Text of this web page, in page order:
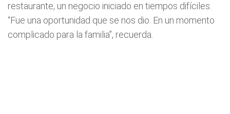
restaurante, un negocio iniciado en tiempos difíciles.
“Fue una oportunidad que se nos dio. En un momento
complicado para la familia”, recuerda.